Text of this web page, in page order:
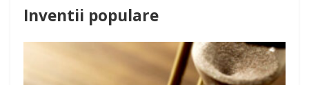
Inventii populare